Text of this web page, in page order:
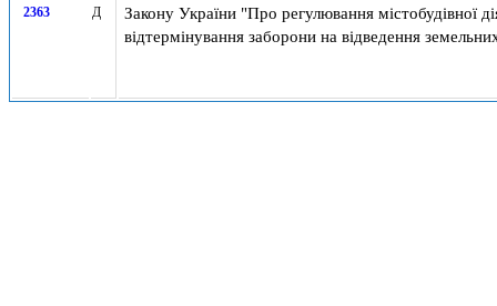
2363 Д
Закону України "Про регулювання містобудівної
відтермінування заборони на відведення